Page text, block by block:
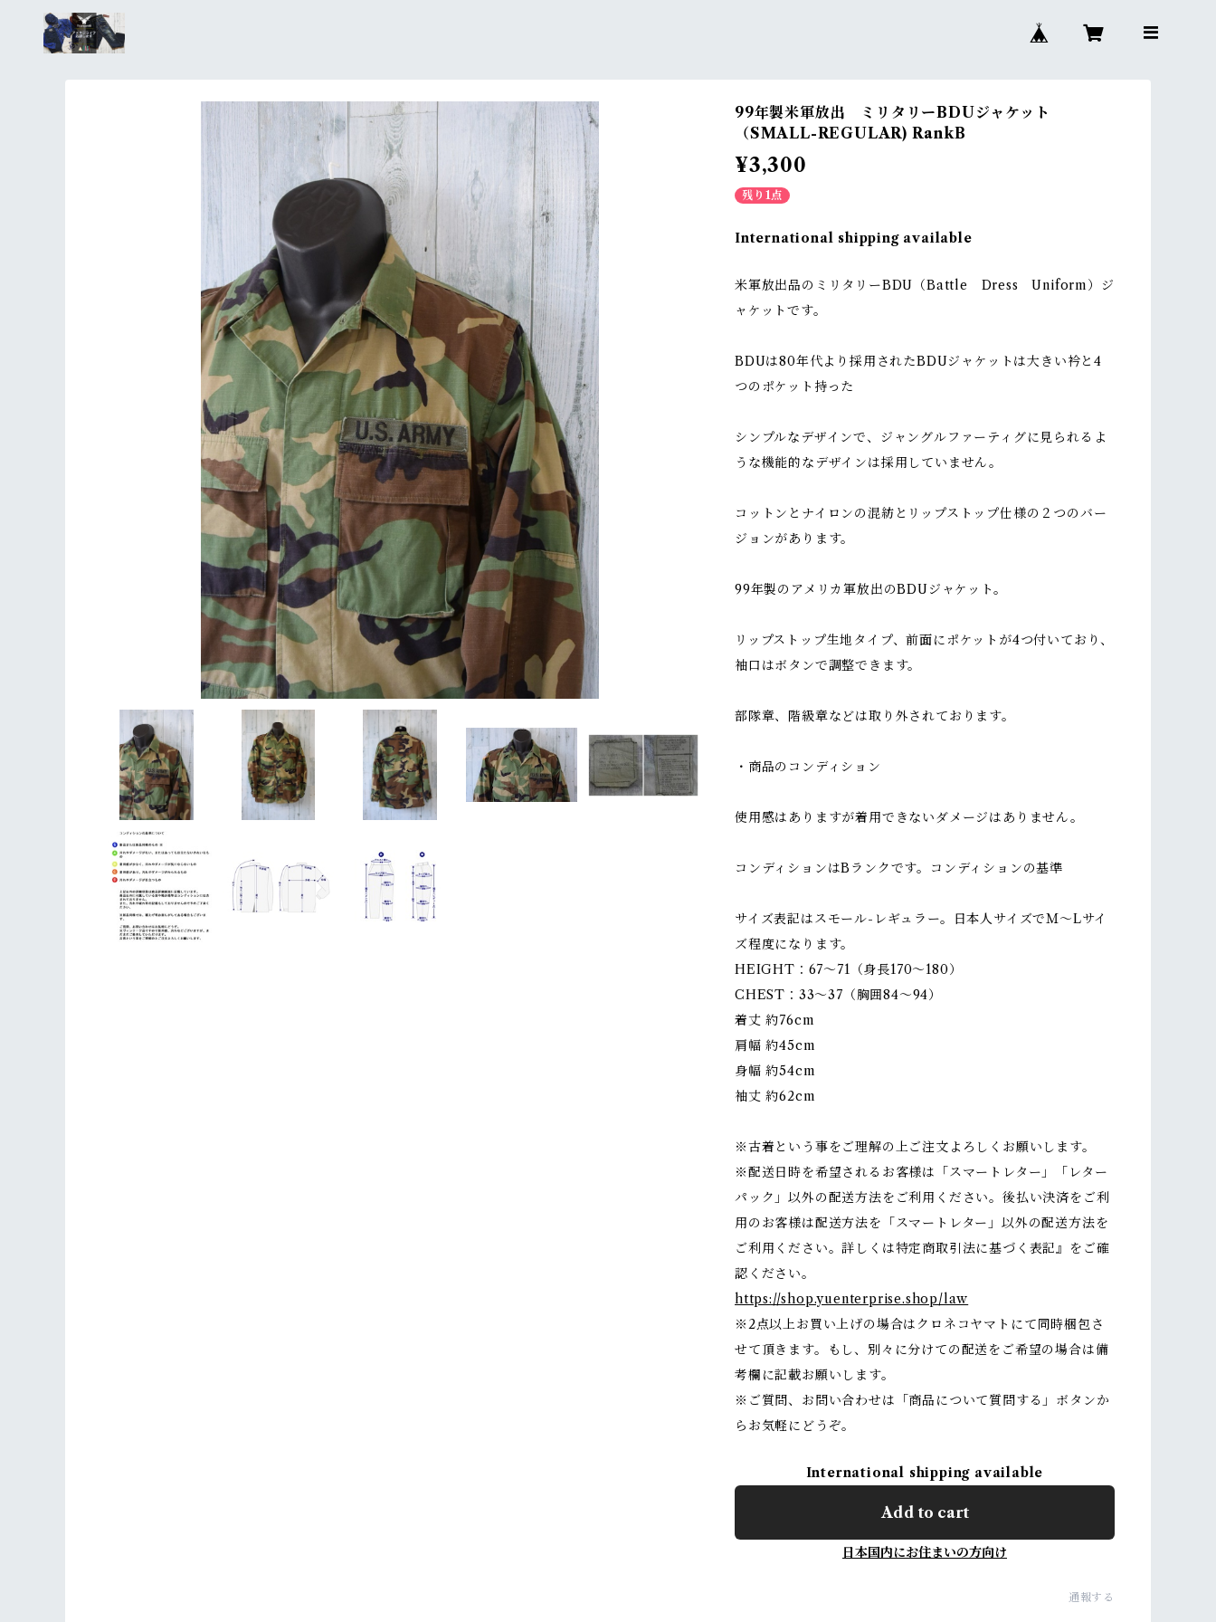
99年製米軍放出 ミリタリーBDUジャケット
（SMALL-REGULAR) RankB
¥3,300
残り1点
International shipping available
米軍放出品のミリタリーBDU（Battle Dress Uniform）ジ
ャケットです。
BDUは80年代より採用されたBDUジャケットは大きい衿と4
つのポケット持った
シンプルなデザインで、ジャングルファーティグに見られるよ
うな機能的なデザインは採用していません。
コットンとナイロンの混紡とリップストップ仕様の２つのバー
ジョンがあります。
99年製のアメリカ軍放出のBDUジャケット。
リップストップ生地タイプ、前面にポケットが4つ付いており、
袖口はボタンで調整できます。
部隊章、階級章などは取り外されております。
・商品のコンディション
使用感はありますが着用できないダメージはありません。
コンディションはBランクです。コンディションの基準
サイズ表記はスモール-レギュラー。日本人サイズでＭ～Lサイ
ズ程度になります。
HEIGHT：67～71（身長170～180）
CHEST：33～37（胸囲84～94）
着丈 約76cm
肩幅 約45cm
身幅 約54cm
袖丈 約62cm
※古着という事をご理解の上ご注文よろしくお願いします。
※配送日時を希望されるお客様は「スマートレター」「レター
パック」以外の配送方法をご利用ください。後払い決済をご利
用のお客様は配送方法を「スマートレター」以外の配送方法を
ご利用ください。詳しくは特定商取引法に基づく表記』をご確
認ください。
https://shop.yuenterprise.shop/law
※2点以上お買い上げの場合はクロネコヤマトにて同時梱包さ
せて頂きます。もし、別々に分けての配送をご希望の場合は備
考欄に記載お願いします。
※ご質問、お問い合わせは「商品について質問する」ボタンか
らお気軽にどうぞ。
International shipping available
Add to cart
日本国内にお住まいの方向け
通報する